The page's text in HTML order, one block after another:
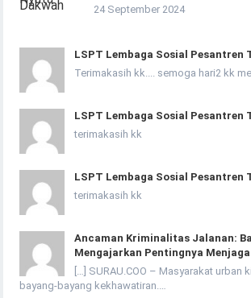
24 September 2024
LSPT Lembaga Sosial Pesantren
Terimakasih kk.... semoga hari2 kk
LSPT Lembaga Sosial Pesantren
terimakasih kk
LSPT Lembaga Sosial Pesantren
terimakasih kk
Ancaman Kriminalitas Jalanan:
Mengajarkan Pentingnya
[…] SURAU.COO – Masyarakat urban
bayang-bayang kekhawatiran.…